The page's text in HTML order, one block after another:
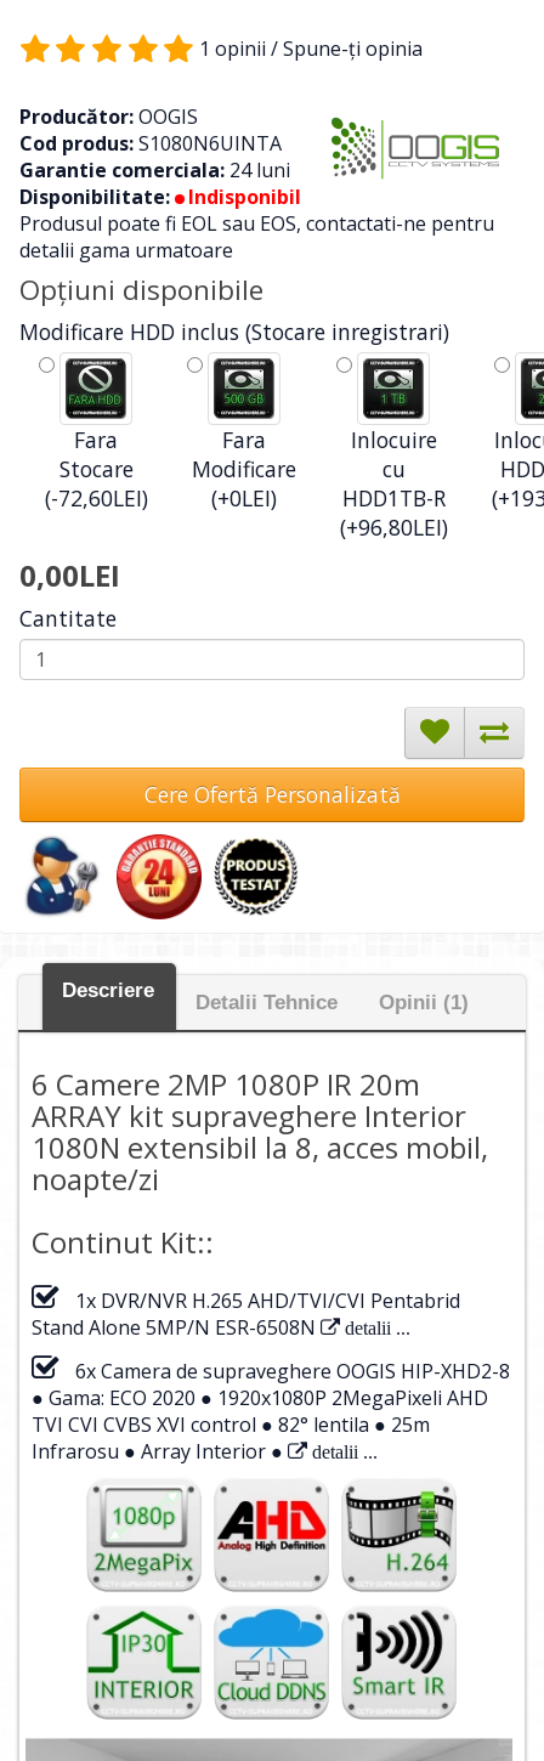
1 opinii /Spune-ţi opinia
Producător:OOGIS
Cod produs:S1080N6UINTA
Garantie comerciala: 24 luni
Disponibilitate:
Indisponibil
Produsul poate fi EOL sau EOS, contactati-ne pentru
detalii gama urmatoare
Opţiuni disponibile
Modificare HDD inclus (Stocare inregistrari)
Fara
Stocare
(-72,60LEI)
Fara
Modificare
(+0LEI)
Inlocuire
cu
HDD1TB-R
(+96,80LEI)
0,00LEI
Cantitate
Cere Ofertă Personalizată
Descriere
Detalii Tehnice Opinii (1)
6 Camere 2MP 1080P IR 20m
ARRAY kit supraveghere Interior
1080N extensibil la 8, acces mobil,
noapte/zi
Continut Kit::
1x DVR/NVR H.265 AHD/TVI/CVI Pentabrid
Stand Alone 5MP/N ESR-6508N
detalii ...
6x Camera de supraveghere OOGIS HIP-XHD2-8
● Gama: ECO 2020 ● 1920x1080P 2MegaPixeli AHD
TVI CVI CVBS XVI control ● 82° lentila ● 25m
Infrarosu ● Array Interior ●
detalii ...